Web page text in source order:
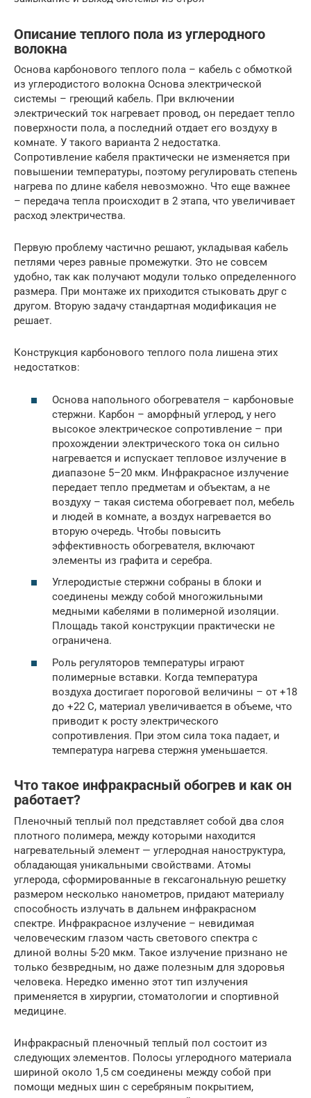
Описание теплого пола из углеродного
волокна
Основа карбонового теплого пола – кабель с обмоткой
из углеродистого волокна Основа электрической
системы – греющий кабель. При включении
электрический ток нагревает провод, он передает тепло
поверхности пола, а последний отдает его воздуху в
комнате. У такого варианта 2 недостатка.
Сопротивление кабеля практически не изменяется при
повышении температуры, поэтому регулировать степень
нагрева по длине кабеля невозможно. Что еще важнее
– передача тепла происходит в 2 этапа, что увеличивает
расход электричества.
Первую проблему частично решают, укладывая кабель
петлями через равные промежутки. Это не совсем
удобно, так как получают модули только определенного
размера. При монтаже их приходится стыковать друг с
другом. Вторую задачу стандартная модификация не
решает.
Конструкция карбонового теплого пола лишена этих
недостатков:
Основа напольного обогревателя – карбоновые
стержни. Карбон – аморфный углерод, у него
высокое электрическое сопротивление – при
прохождении электрического тока он сильно
нагревается и испускает тепловое излучение в
диапазоне 5–20 мкм. Инфракрасное излучение
передает тепло предметам и объектам, а не
воздуху – такая система обогревает пол, мебель
и людей в комнате, а воздух нагревается во
вторую очередь. Чтобы повысить
эффективность обогревателя, включают
элементы из графита и серебра.
Углеродистые стержни собраны в блоки и
соединены между собой многожильными
медными кабелями в полимерной изоляции.
Площадь такой конструкции практически не
ограничена.
Роль регуляторов температуры играют
полимерные вставки. Когда температура
воздуха достигает пороговой величины – от +18
до +22 С, материал увеличивается в объеме, что
приводит к росту электрического
сопротивления. При этом сила тока падает, и
температура нагрева стержня уменьшается.
Что такое инфракрасный обогрев и как он
работает?
Пленочный теплый пол представляет собой два слоя
плотного полимера, между которыми находится
нагревательный элемент — углеродная наноструктура,
обладающая уникальными свойствами. Атомы
углерода, сформированные в гексагональную решетку
размером несколько нанометров, придают материалу
способность излучать в дальнем инфракрасном
спектре. Инфракрасное излучение – невидимая
человеческим глазом часть светового спектра с
длиной волны 5-20 мкм. Такое излучение признано не
только безвредным, но даже полезным для здоровья
человека. Нередко именно этот тип излучения
применяется в хирургии, стоматологии и спортивной
медицине.
Инфракрасный пленочный теплый пол состоит из
следующих элементов. Полосы углеродного материала
шириной около 1,5 см соединены между собой при
помощи медных шин с серебряным покрытием,